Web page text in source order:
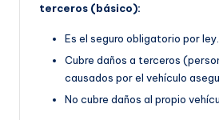
terceros (básico):
Es el seguro obligatorio por ley.
Cubre daños a terceros
causados por el vehículo
No cubre daños al propio